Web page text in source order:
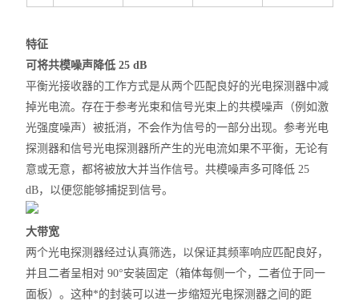
特征
可将共模噪声降低 25 dB
平衡光接收器的工作方式是从两个匹配良好的光电探测器中减
掉光电流。存在于参考光束和信号光束上的共模噪声（例如激
光强度噪声）被抵消，不会作为信号的一部分出现。参考光电
探测器和信号光电探测器所产生的光电流如果不平衡，无论有
意或无意，都将被放大并当作信号。共模噪声多可降低 25
dB，以便您能够捕捉到信号。
大带宽
两个光电探测器经过认真筛选，以保证其频率响应匹配良好，
并且二者呈相对 90°安装固定（箱体每侧一个，二者位于同一
面板）。这种*的封装可以进一步缩短光电探测器之间的距